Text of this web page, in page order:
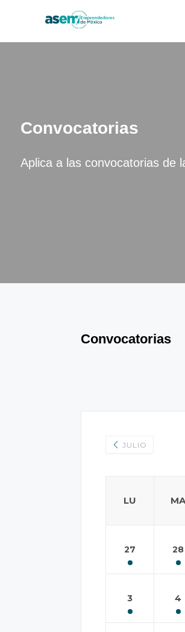
Convocatorias
Aplica a las convocatorias de
Convocatorias
JULIO
LU
27 28
3 4